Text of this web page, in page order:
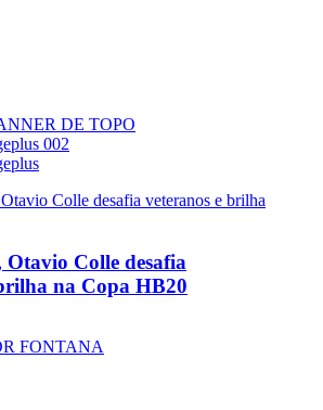
Otavio Colle desafia
na Copa HB20
FONTANA